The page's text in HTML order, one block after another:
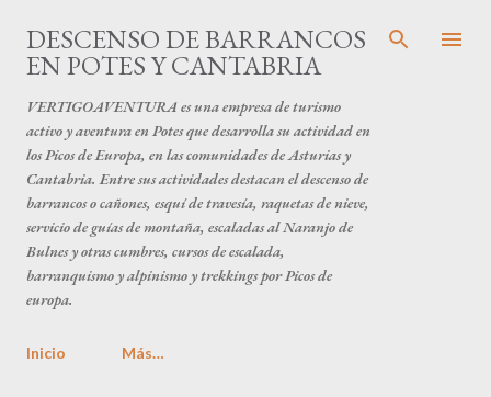
Ir al contenido principal
DESCENSO DE BARRANCOS
EN POTES Y CANTABRIA
VERTIGOAVENTURA es una empresa de turismo
activo y aventura en Potes que desarrolla su actividad en
los Picos de Europa, en las comunidades de Asturias y
Cantabria. Entre sus actividades destacan el descenso de
barrancos o cañones, esquí de travesía, raquetas de nieve,
servicio de guías de montaña, escaladas al Naranjo de
Bulnes y otras cumbres, cursos de escalada,
barranquismo y alpinismo y trekkings por Picos de
europa.
Inicio Más…